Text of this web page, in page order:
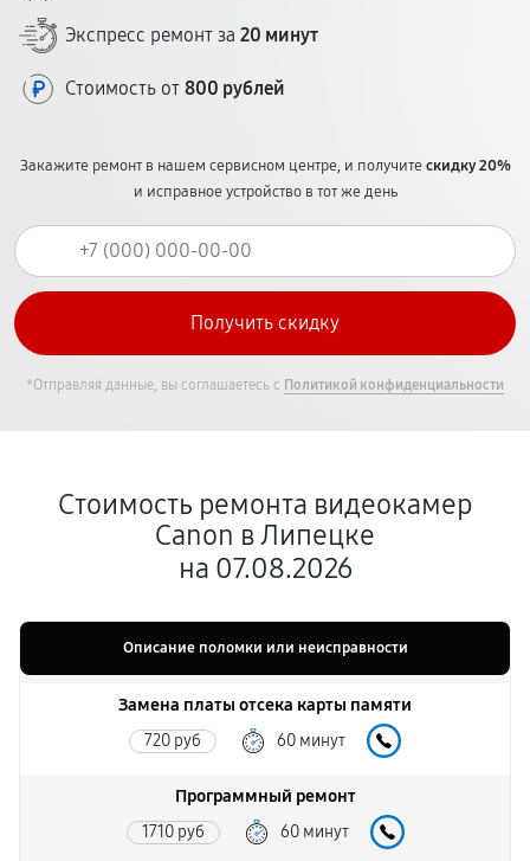
Экспресс ремонт за 20 минут
Стоимость от 800 рублей
Закажите ремонт в нашем сервисном центре, и получитескидку 20%
и исправное устройство в тот же день
*Отправляя данные, вы соглашаетесь с Политикой конфиденциальности
Стоимость ремонта видеокамер
Canon в Липецке
на 07.08.2026
Описание поломки или неисправности
Замена платы отсека карты памяти
720 руб 60 минут
Программный ремонт
1710 руб 60 минут